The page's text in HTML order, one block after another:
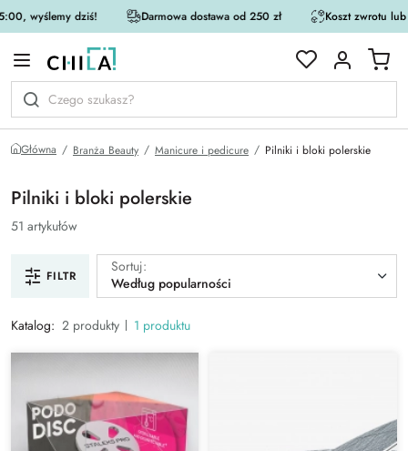
wyślemy dziś! Darmowa dostawa od 250 zł Koszt zwrotu
Główna Branża Beauty Manicure i pedicure Pilniki i bloki polerskie
Pilniki i bloki polerskie
51 artykułów
FILTR
Sortuj:
Według popularności
Katalog: 2 produkty 1 produktu